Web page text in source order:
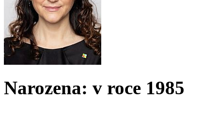
Narozena: v roce 1985